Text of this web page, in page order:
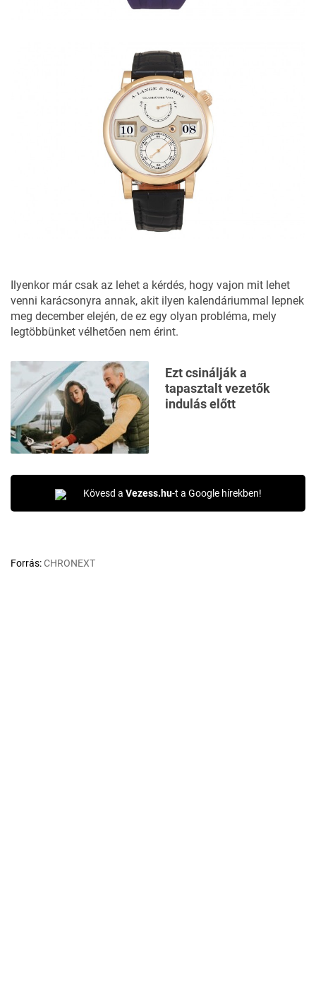
Ilyenkor már csak az lehet a kérdés, hogy vajon mit lehet
venni karácsonyra annak, akit ilyen kalendáriummal lepnek
meg december elején, de ez egy olyan probléma, mely
legtöbbünket vélhetően nem érint.
Ezt csinálják a
tapasztalt vezetők
indulás előtt
Kövesd a Vezess.hu-t a Google hírekben!
Forrás:CHRONEXT